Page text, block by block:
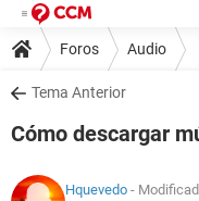
Foros Audio
Tema Anterior
Cómo descargar
Hquevedo -